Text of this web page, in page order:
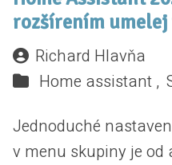
rozšírením
Richard Hlavňa
Home assistant ,
Jednoduché
v menu skupiny je od